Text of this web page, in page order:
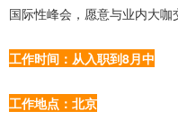
国际性峰会，愿意与业内大咖
工作时间：从入职到8月中
工作地点：北京